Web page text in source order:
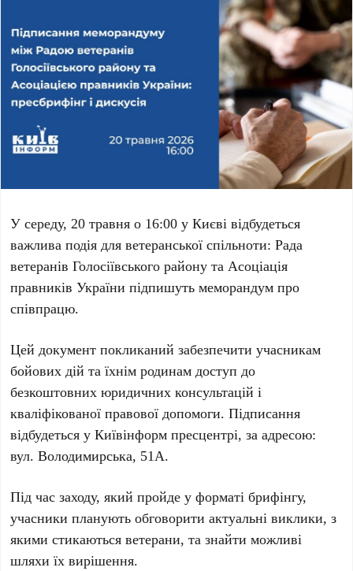
У середу,20 травня о 16:00 у Києві відбудеться
важлива подія для ветеранської спільноти:Рада
ветеранів Голосіївського району таАсоціація
правників України підпишуть меморандум про
співпрацю.
Цей документ покликаний забезпечити учасникам
бойових дій та їхнім родинам доступ до
безкоштовних юридичних консультацій і
кваліфікованої правової допомоги. Підписання
відбудеться уКиївінформ пресцентрі, за адресою:
вул. Володимирська, 51А.
Під час заходу, який пройде у форматі брифінгу,
учасники планують обговорити актуальні виклики, з
якими стикаються ветерани, та знайти можливі
шляхи їх вирішення.